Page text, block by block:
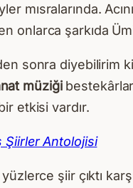
mısralarında.
onlarca şarkıda
sonra diyebilirim
müziği
etkisi vardır.
Şiirler Antolojisi
yüzlerce şiir çıktı